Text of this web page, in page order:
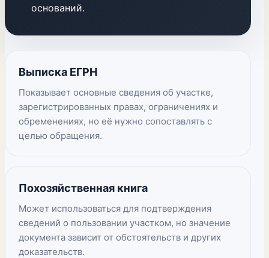
оснований.
Выписка ЕГРН
Показывает основные сведения об участке,
зарегистрированных правах, ограничениях и
обременениях, но её нужно сопоставлять с
целью обращения.
Похозяйственная книга
Может использоваться для подтверждения
сведений о пользовании участком, но значение
документа зависит от обстоятельств и других
доказательств.